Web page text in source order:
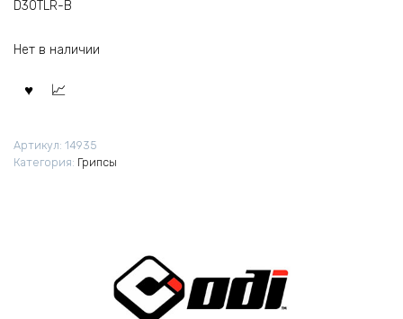
D30TLR-B
Нет в наличии
Артикул: 14935
Категория: Грипсы